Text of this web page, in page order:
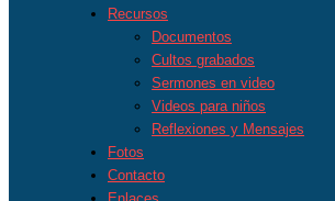
Recursos
Documentos
Cultos grabados
Sermones en video
Videos para niños
Reflexiones y Mensajes
Fotos
Contacto